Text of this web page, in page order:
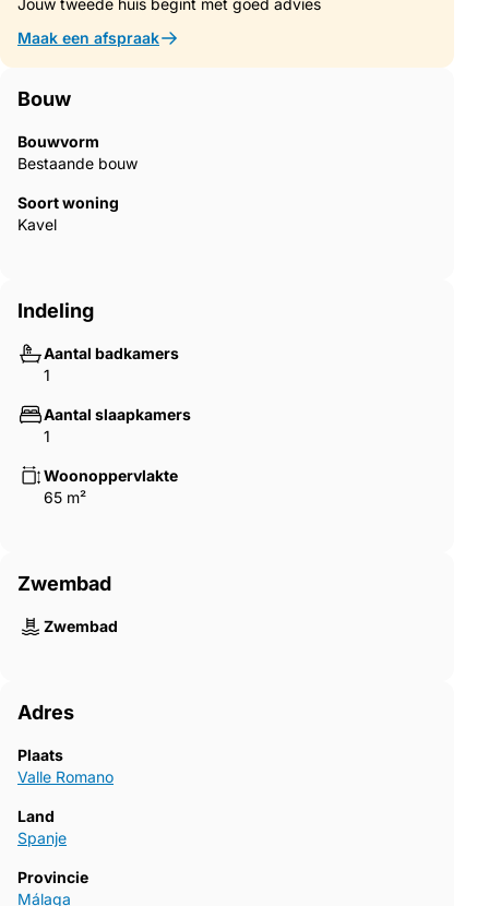
Jouw tweede huis begint met goed advies
Maak een afspraak
Bouw
Bouwvorm
Bestaande bouw
Soort woning
Kavel
Indeling
Aantal badkamers
1
Aantal slaapkamers
1
Woonoppervlakte
65 m²
Zwembad
Zwembad
Adres
Plaats
Valle Romano
Land
Spanje
Provincie
Málaga